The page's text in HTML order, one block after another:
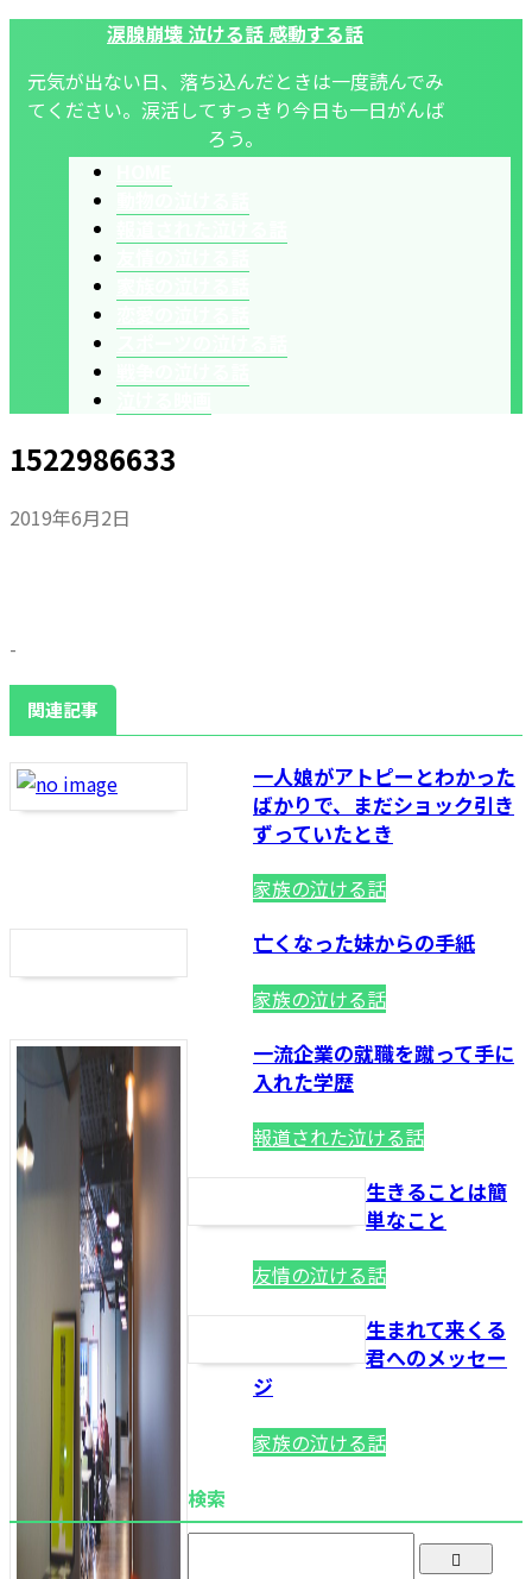
涙腺崩壊 泣ける話 感動する話
元気が出ない日、落ち込んだときは一度読んでみ
てください。涙活してすっきり今日も一日がんば
ろう。
1522986633
2019年6月2日
-
関連記事
一人娘がアトピーとわかった
ばかりで、まだショック引き
ずっていたとき
家族の泣ける話
亡くなった妹からの手紙
家族の泣ける話
一流企業の就職を蹴って手に
入れた学歴
報道された泣ける話
生きることは簡
単なこと
友情の泣ける話
生まれて来くる
君へのメッセー
ジ
家族の泣ける話
検索